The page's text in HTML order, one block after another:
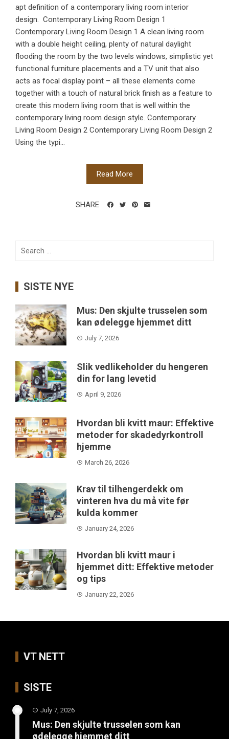
apt definition of a contemporary living room interior
design. Contemporary Living Room Design 1
Contemporary Living Room Design 1 A clean living room
with a double height ceiling, plenty of natural daylight
flooding the room by the two levels windows, simplistic yet
functional furniture placements and a TV unit that also
acts as focal display point – all these elements come
together with a touch of natural brick finish as a feature to
create this modern living room that is well within the
contemporary living room design style. Contemporary
Living Room Design 2 Contemporary Living Room Design 2
Using the typi...
Read More
SHARE
Search
SISTE NYE
Mus: Den skjulte trusselen som
kan ødelegge hjemmet ditt
July 7, 2026
Slik vedlikeholder du hengeren
din for lang levetid
April 9, 2026
Hvordan bli kvitt maur: Effektive
metoder for skadedyrkontroll
hjemme
March 26, 2026
Krav til tilhengerdekk om
vinteren hva du må vite før
kulda kommer
January 24, 2026
Hvordan bli kvitt maur i
hjemmet ditt: Effektive metoder
og tips
January 22, 2026
VT NETT
SISTE
July 7, 2026
Mus: Den skjulte trusselen som kan
ødelegge hjemmet ditt